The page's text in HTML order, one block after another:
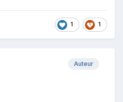
1 1
Auteur